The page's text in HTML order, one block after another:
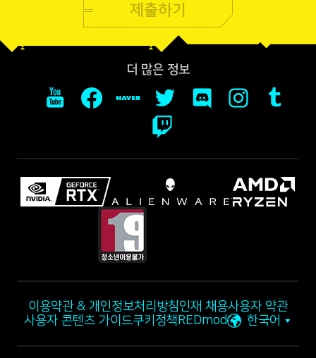
제출하기
더 많은 정보
이용약관 & 개인정보처리방침인재 채용사용자 약관
사용자 콘텐츠 가이드쿠키정책 REDmod 한국어